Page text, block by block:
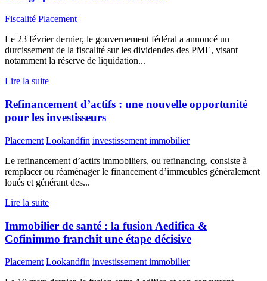
Fiscalité Placement
Le 23 février dernier, le gouvernement fédéral a annoncé un
durcissement de la fiscalité sur les dividendes des PME, visant
notamment la réserve de liquidation...
Lire la suite
Refinancement d’actifs : une nouvelle opportunité
pour les investisseurs
Placement Lookandfin investissement immobilier
Le refinancement d’actifs immobiliers, ou refinancing, consiste à
remplacer ou réaménager le financement d’immeubles généralement
loués et générant des...
Lire la suite
Immobilier de santé : la fusion Aedifica &
Cofinimmo franchit une étape décisive
Placement Lookandfin investissement immobilier